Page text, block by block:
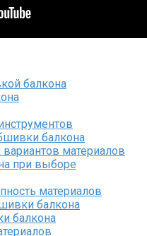
балкона
балкона
материалов
при выборе
материалов
балкона
балкона